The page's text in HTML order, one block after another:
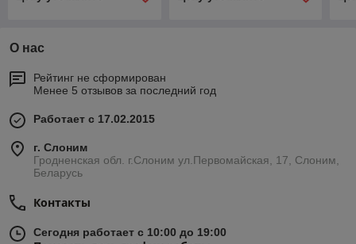
О нас
Рейтинг не сформирован
Менее 5 отзывов за последний год
Работает с 17.02.2015
г. Слоним
Гродненская обл. г.Слоним ул.Первомайская, 17, Слоним,
Беларусь
Контакты
Сегодня работает с 10:00 до 19:00